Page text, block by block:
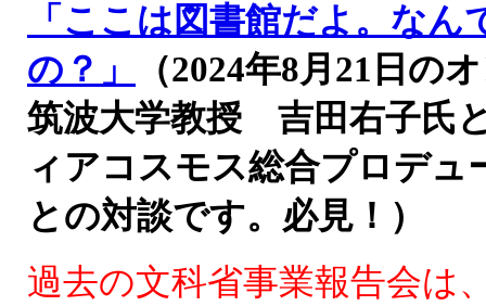
「ここは図書館だよ。な
の？」
（2024年8月21日
筑波大学教授 吉田右子氏
ィアコスモス総合プロデ
との対談です。必見！）
過去の文科省事業報告会は